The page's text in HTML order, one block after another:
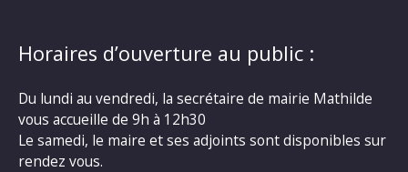
Horaires d’ouverture au public :
Du lundi au vendredi, la secrétaire de mairie Mathilde
vous accueille de 9h à 12h30
Le samedi, le maire et ses adjoints sont disponibles sur
rendez vous.